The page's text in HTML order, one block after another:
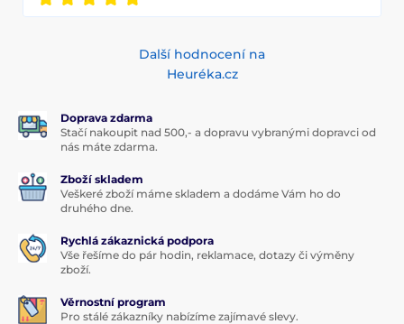
Další hodnocení na
Heuréka.cz
Doprava zdarma
Stačí nakoupit nad 500,- a dopravu vybranými dopravci od
nás máte zdarma.
Zboží skladem
Veškeré zboží máme skladem a dodáme Vám ho do
druhého dne.
Rychlá zákaznická podpora
Vše řešíme do pár hodin, reklamace, dotazy či výměny
zboží.
Věrnostní program
Pro stálé zákazníky nabízíme zajímavé slevy.